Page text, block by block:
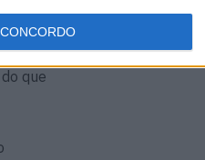
CONCORDO
que